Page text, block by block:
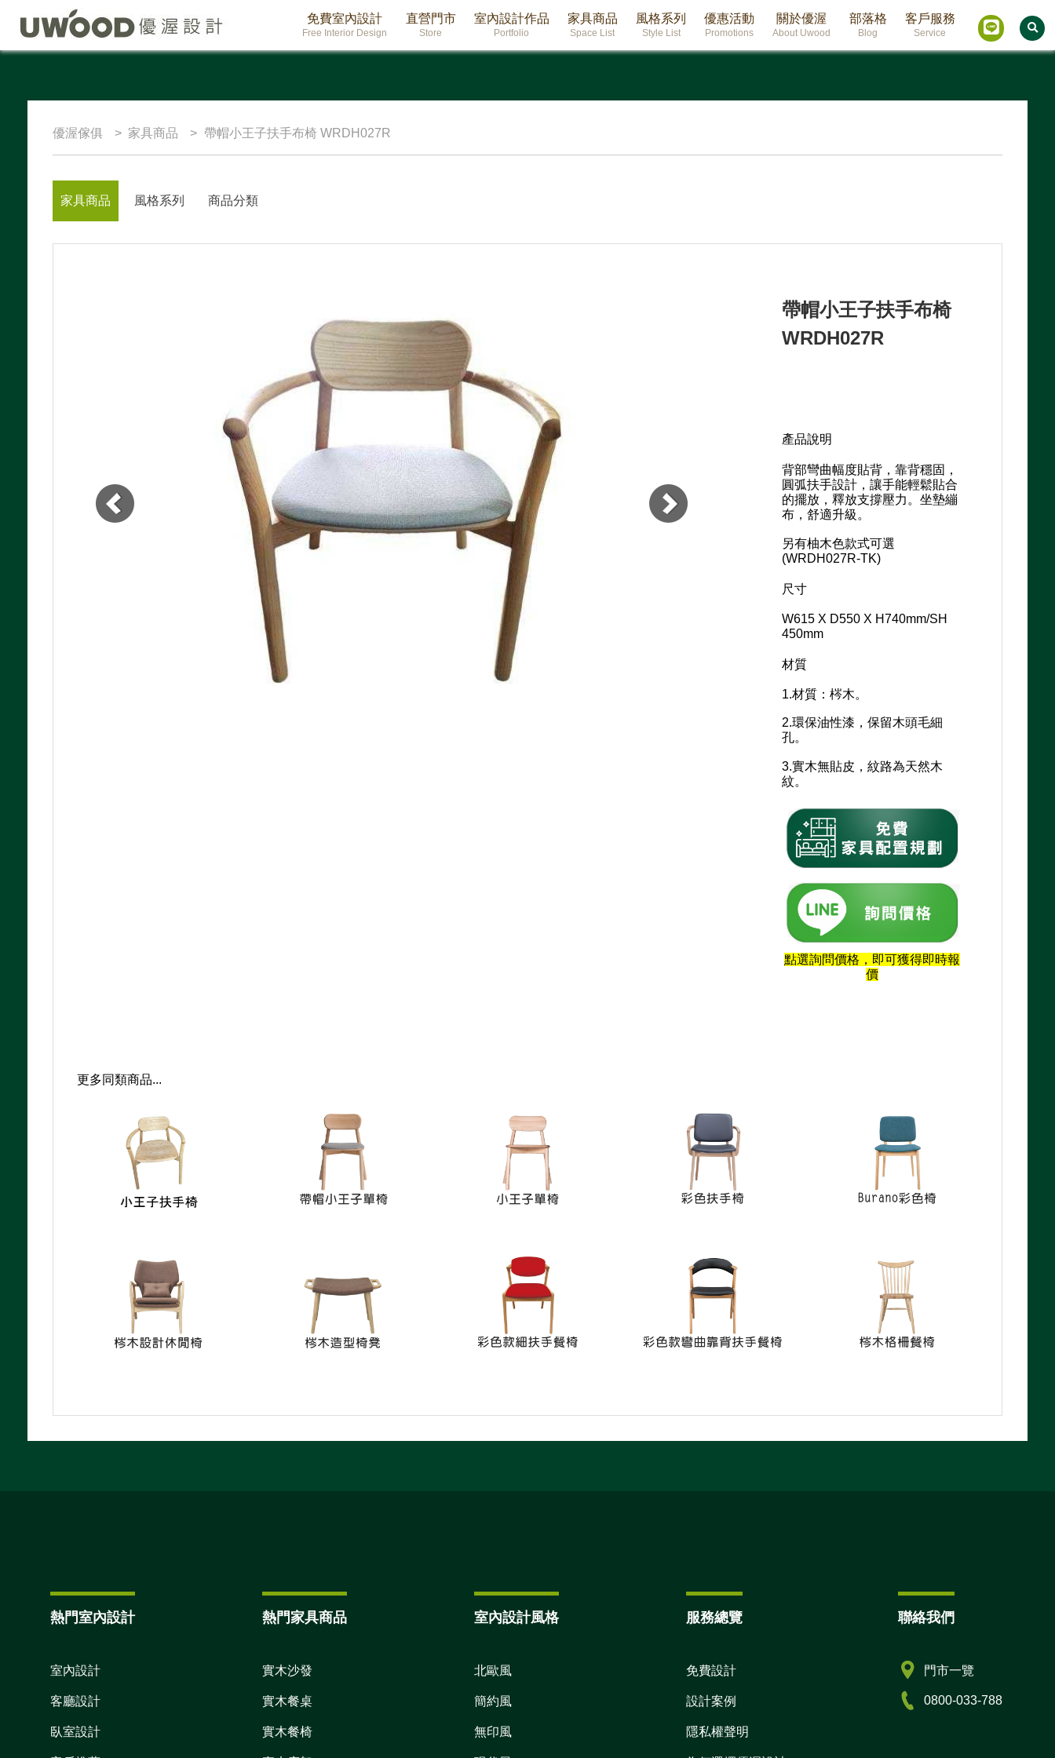
免費室內設計
Free Interior Design
直營門市
Store
室內設計作品
Portfolio
家具商品
Space List
風格系列
Style List
優惠活動
Promotions
關於優渥
About Uwood
部落格
Blog
客戶服務
Service
優渥傢俱 家具商品 帶帽小王子扶手布椅 WRDH027R
家具商品 風格系列 商品分類
帶帽小王子扶手布椅
WRDH027R
產品說明
背部彎曲幅度貼背，靠背穩固，
圓弧扶手設計，讓手能輕鬆貼合
的擺放，釋放支撐壓力。坐墊繃
布，舒適升級。
另有柚木色款式可選
(WRDH027R-TK)
尺寸
W615 X D550 X H740mm/SH
450mm
材質
1.材質：梣木。
2.環保油性漆，保留木頭毛細
孔。
3.實木無貼皮，紋路為天然木
紋。
點選詢問價格，即可獲得即時報
價
更多同類商品...
熱門室內設計
室內設計
客廳設計
臥室設計
熱門家具商品
實木沙發
實木餐桌
實木餐椅
室內設計風格
北歐風
簡約風
無印風
服務總覽
免費設計
設計案例
隱私權聲明
聯絡我們
門市一覽
0800-033-788